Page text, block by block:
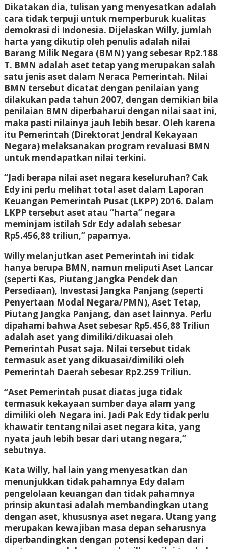
Dikatakan dia, tulisan yang menyesatkan adalah
cara tidak terpuji untuk memperburuk kualitas
demokrasi di Indonesia. Dijelaskan Willy, jumlah
harta yang dikutip oleh penulis adalah nilai
Barang Milik Negara (BMN) yang sebesar Rp2.188
T. BMN adalah aset tetap yang merupakan salah
satu jenis aset dalam Neraca Pemerintah. Nilai
BMN tersebut dicatat dengan penilaian yang
dilakukan pada tahun 2007, dengan demikian bila
penilaian BMN diperbaharui dengan nilai saat ini,
maka pasti nilainya jauh lebih besar. Oleh karena
itu Pemerintah (Direktorat Jendral Kekayaan
Negara) melaksanakan program revaluasi BMN
untuk mendapatkan nilai terkini.
“Jadi berapa nilai aset negara keseluruhan? Cak
Edy ini perlu melihat total aset dalam Laporan
Keuangan Pemerintah Pusat (LKPP) 2016. Dalam
LKPP tersebut aset atau “harta” negara
meminjam istilah Sdr Edy adalah sebesar
Rp5.456,88 triliun,” paparnya.
Willy melanjutkan aset Pemerintah ini tidak
hanya berupa BMN, namun meliputi Aset Lancar
(seperti Kas, Piutang Jangka Pendek dan
Persediaan), Investasi Jangka Panjang (seperti
Penyertaan Modal Negara/PMN), Aset Tetap,
Piutang Jangka Panjang, dan aset lainnya. Perlu
dipahami bahwa Aset sebesar Rp5.456,88 Triliun
adalah aset yang dimiliki/dikuasai oleh
Pemerintah Pusat saja. Nilai tersebut tidak
termasuk aset yang dikuasai/dimiliki oleh
Pemerintah Daerah sebesar Rp2.259 Triliun.
“Aset Pemerintah pusat diatas juga tidak
termasuk kekayaan sumber daya alam yang
dimiliki oleh Negara ini. Jadi Pak Edy tidak perlu
khawatir tentang nilai aset negara kita, yang
nyata jauh lebih besar dari utang negara,”
sebutnya.
Kata Willy, hal lain yang menyesatkan dan
menunjukkan tidak pahamnya Edy dalam
pengelolaan keuangan dan tidak pahamnya
prinsip akuntasi adalah membandingkan utang
dengan aset, khususnya aset negara. Utang yang
merupakan kewajiban masa depan seharusnya
diperbandingkan dengan potensi kedepan dari